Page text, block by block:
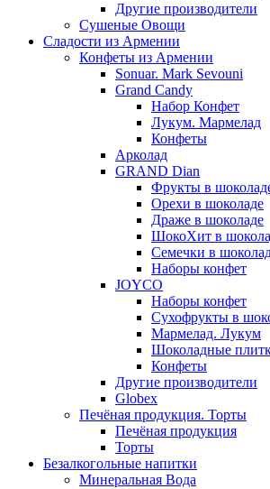
Другие производители
Сушеные Овощи
Сладости из Армении
Конфеты из Армении
Sonuar. Mark Sevouni
Grand Candy
Набор Конфет
Лукум. Мармелад
Конфеты
Арколад
GRAND Dian
Фрукты в
Орехи в шоколаде
Драже в шоколаде
ШокоХит в
Семечки в
Наборы конфет
JOYCO
Наборы конфет
Сухофрукты в
Мармелад. Лукум
Шоколадные
Конфеты
Другие производители
Globex
Печёная продукция. Торты
Печёная продукция
Торты
Безалкогольные напитки
Минеральная Вода